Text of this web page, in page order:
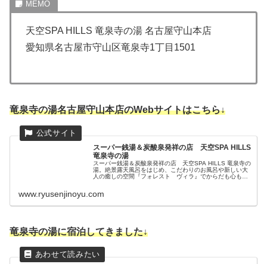
天空SPA HILLS 竜泉寺の湯 名古屋守山本店
愛知県名古屋市守山区竜泉寺1丁目1501
竜泉寺の湯名古屋守山本店のWebサイトはこちら↓
スーパー銭湯＆炭酸泉発祥の店 天空SPA HILLS
竜泉寺の湯
スーパー銭湯＆炭酸泉発祥の店 天空SPA HILLS 竜泉寺の
湯。絶景露天風呂をはじめ、こだわりのお風呂や新しい大
人の癒しの空間『フォレスト ヴィラ』でからだも心も癒
www.ryusenjinoyu.com
竜泉寺の湯に宿泊してきました↓